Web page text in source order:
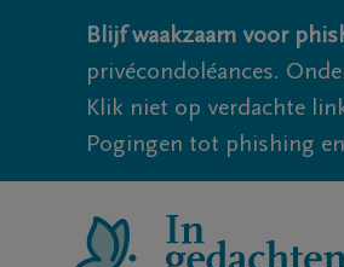
Blijf waakzaam voor
privécondoléances.
Klik niet op verdachte
Pogingen tot phishing